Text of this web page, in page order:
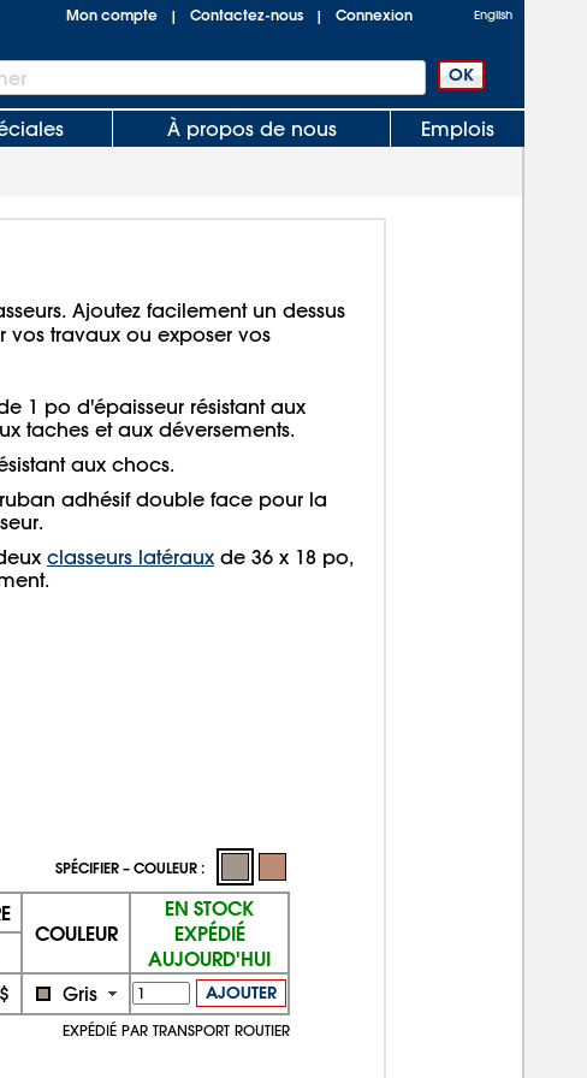
Mon compte | Contactez-nous | Connexion English
À propos de nous Emplois
Ajoutez facilement un dessus
vos travaux ou exposer vos
1 po d'épaisseur résistant aux
taches et aux déversements.
aux chocs.
adhésif double face pour la
classeurs latéraux de 36 x 18 po,
SPÉCIFIER – COULEUR :
COULEUR
EN STOCK
EXPÉDIÉ
AUJOURD'HUI
Gris AJOUTER
EXPÉDIÉ PAR TRANSPORT ROUTIER